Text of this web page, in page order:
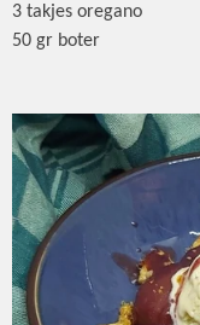
3 takjes oregano
50 gr boter